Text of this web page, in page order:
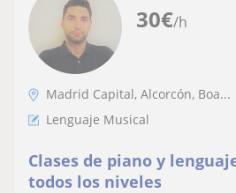
30€/h
Madrid Capital, Alcorcón, Boa...
Lenguaje Musical
Clases de piano y
todos los niveles